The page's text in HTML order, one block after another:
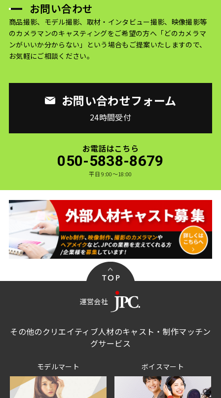
お問い合わせ
商品撮影、モデル撮影、取材・インタビュー撮影、映像撮影等
のカメラマンのキャスティングをご希望の方へ 「どのカメラマ
ンがいいか分からない」という場合もご提案いたしますので、
お気軽にご相談ください。
お問い合わせフォーム
24時間受付
お電話はこちら
050-5838-8679
平日 9:00〜18:00
運営会社
その他のクリエイティブ人材のキャスト・制作マッチン
グサービス
モデルマート ボイスマート